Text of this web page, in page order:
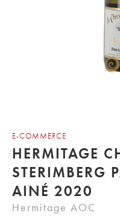
E-COMMERCE
HERMITAGE
STERIMBERG
AINÉ 2020
Hermitage AOC